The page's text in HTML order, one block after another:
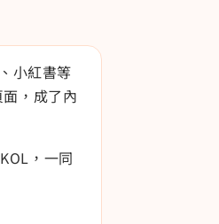
小紅書等
，成了內
，一同